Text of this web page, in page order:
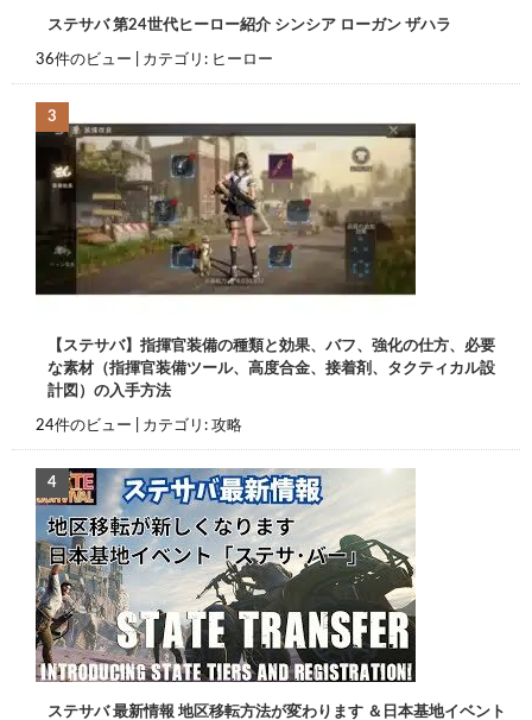
ステサバ 第24世代ヒーロー紹介 シンシア ローガン ザハラ
36件のビュー カテゴリ: ヒーロー
【ステサバ】指揮官装備の種類と効果、バフ、強化の仕方、必要
な素材（指揮官装備ツール、高度合金、接着剤、タクティカル設
計図）の入手方法
24件のビュー カテゴリ: 攻略
ステサバ 最新情報 地区移転方法が変わります ＆日本基地イベント